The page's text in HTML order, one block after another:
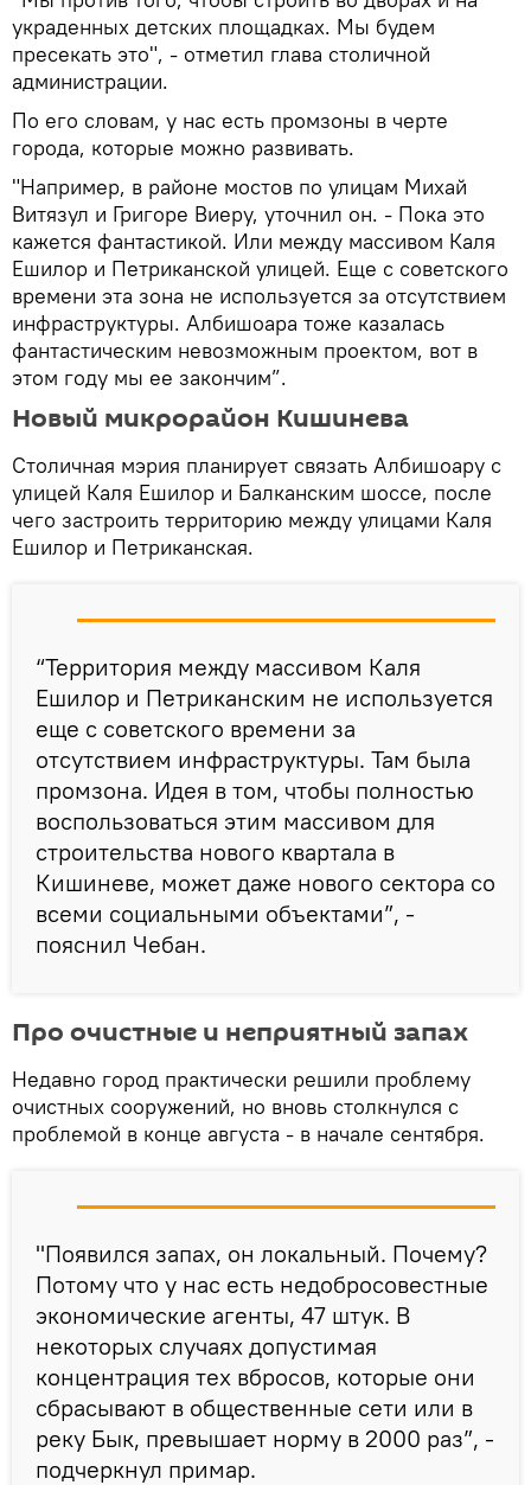
украденных детских площадках. Мы будем
пресекать это", - отметил глава столичной
администрации.
По его словам, у нас есть промзоны в черте
города, которые можно развивать.
"Например, в районе мостов по улицам Михай
Витязул и Григоре Виеру, уточнил он. - Пока это
кажется фантастикой. Или между массивом Каля
Ешилор и Петриканской улицей. Еще с советского
времени эта зона не используется за отсутствием
инфраструктуры. Албишоара тоже казалась
фантастическим невозможным проектом, вот в
этом году мы ее закончим”.
Новый микрорайон Кишинева
Столичная мэрия планирует связать Албишоару с
улицей Каля Ешилор и Балканским шоссе, после
чего застроить территорию между улицами Каля
Ешилор и Петриканская.
“Территория между массивом Каля
Ешилор и Петриканским не используется
еще с советского времени за
отсутствием инфраструктуры. Там была
промзона. Идея в том, чтобы полностью
воспользоваться этим массивом для
строительства нового квартала в
Кишиневе, может даже нового сектора со
всеми социальными объектами”, -
пояснил Чебан.
Про очистные и неприятный запах
Недавно город практически решили проблему
очистных сооружений, но вновь столкнулся с
проблемой в конце августа - в начале сентября.
"Появился запах, он локальный. Почему?
Потому что у нас есть недобросовестные
экономические агенты, 47 штук. В
некоторых случаях допустимая
концентрация тех вбросов, которые они
сбрасывают в общественные сети или в
реку Бык, превышает норму в 2000 раз”, -
подчеркнул примар.